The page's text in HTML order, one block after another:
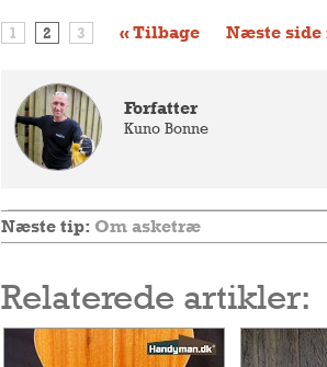
1 2 3 « Tilbage Næste side
Forfatter
Kuno Bonne
Næste tip: Om asketræ
Relaterede artikler: